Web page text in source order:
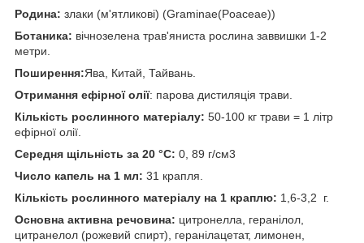
Родина: злаки (м'ятликові) (Graminae(Poaceae))
Ботаника: вічнозелена трав'яниста рослина заввишки 1-2
метри.
Поширення:Ява, Китай, Тайвань.
Отримання ефірної олії: парова дистиляція трави.
Кількість рослинного матеріалу: 50-100 кг трави = 1 літр
ефірної олії.
Середня щільність за 20 °C: 0, 89 г/см3
Число капель на 1 мл: 31 крапля.
Кількість рослинного матеріалу на 1 краплю: 1,6-3,2 г.
Основна активна речовина: цитронелла, геранілол,
цитранелол (рожевий спирт), геранілацетат, лимонен,